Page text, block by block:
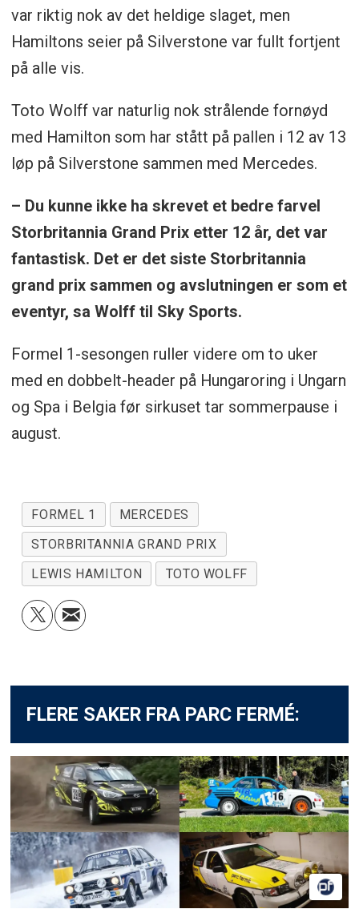
var riktig nok av det heldige slaget, men
Hamiltons seier på Silverstone var fullt fortjent
på alle vis.
Toto Wolff var naturlig nok strålende fornøyd
med Hamilton som har stått på pallen i 12 av 13
løp på Silverstone sammen med Mercedes.
– Du kunne ikke ha skrevet et bedre farvel
Storbritannia Grand Prix etter 12 år, det var
fantastisk. Det er det siste Storbritannia
grand prix sammen og avslutningen er som et
eventyr, sa Wolff til Sky Sports.
Formel 1-sesongen ruller videre om to uker
med en dobbelt-header på Hungaroring i Ungarn
og Spa i Belgia før sirkuset tar sommerpause i
august.
FORMEL 1
MERCEDES
STORBRITANNIA GRAND PRIX
LEWIS HAMILTON
TOTO WOLFF
FLERE SAKER FRA PARC FERMÉ: